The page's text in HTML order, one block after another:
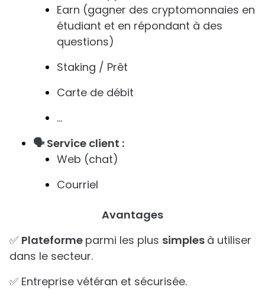
Earn (gagner des cryptomonnaies en
étudiant et en répondant à des
questions)
Staking / Prêt
Carte de débit
…
🗣️ Service client :
Web (chat)
Courriel
Avantages
✅ Plateforme parmi les plus simples à utiliser
dans le secteur.
✅ Entreprise vétéran et sécurisée.